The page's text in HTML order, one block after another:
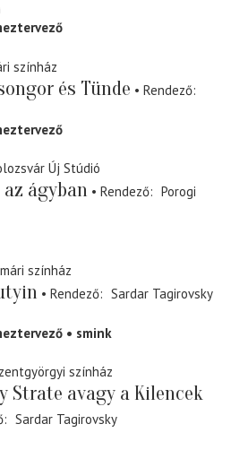
színház
és Tünde
Rendező
Új Stúdió
ágyban Rendező
Porogi
színház
Rendező
Sardar Tagirovsky
smink
színház
Strate avagy a Kilencek
Sardar Tagirovsky